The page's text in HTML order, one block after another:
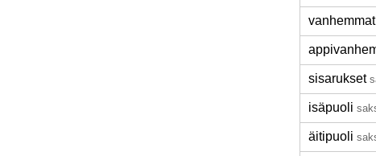
vanhemmat
sisarukset
isäpuoli
äitipuoli